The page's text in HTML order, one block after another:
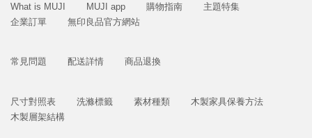
What is MUJI MUJI app 購物指南
主題特集
企業訂單
無印良品官方網站
常見問題 配送詳情 商品退換
尺寸對照表 洗滌標籤 素材種類
木製家具保養方法
木製層架結構